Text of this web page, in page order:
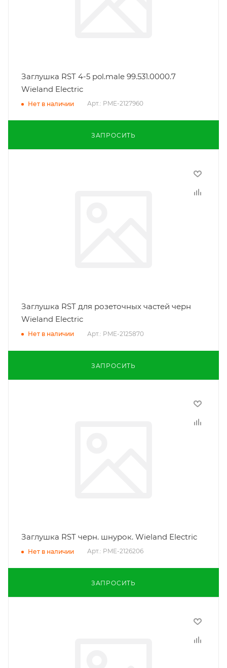
Заглушка RST 4-5 pol.male 99.531.0000.7
Wieland Electric
Нет в наличии Арт.: PME-2127960
ЗАПРОСИТЬ
Заглушка RST для розеточных частей черн
Wieland Electric
Нет в наличии Арт.: PME-2125870
ЗАПРОСИТЬ
Заглушка RST черн. шнурок. Wieland Electric
Нет в наличии Арт.: PME-2126206
ЗАПРОСИТЬ